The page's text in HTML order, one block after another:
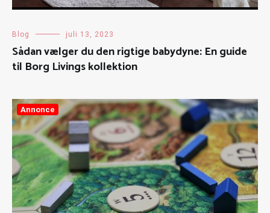
Blog juli 13, 2023
Sådan vælger du den rigtige babydyne: En guide
til Borg Livings kollektion
Annonce